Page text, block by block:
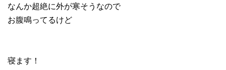
なんか超絶に外が寒そうなので
お腹鳴ってるけど
寝ます！